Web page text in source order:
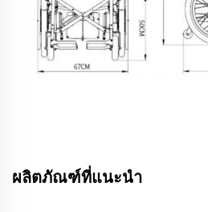
ผลิตภัณฑ์ที่แนะนำ